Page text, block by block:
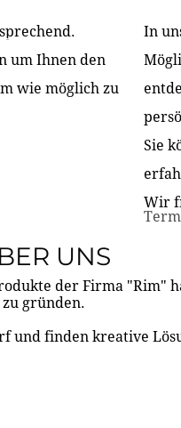
PARTNER &
um Ihnen den
wie möglich zu
In
Sie
Wir
UNS
der Firma "Rim"
zu gründen.
und finden kreative